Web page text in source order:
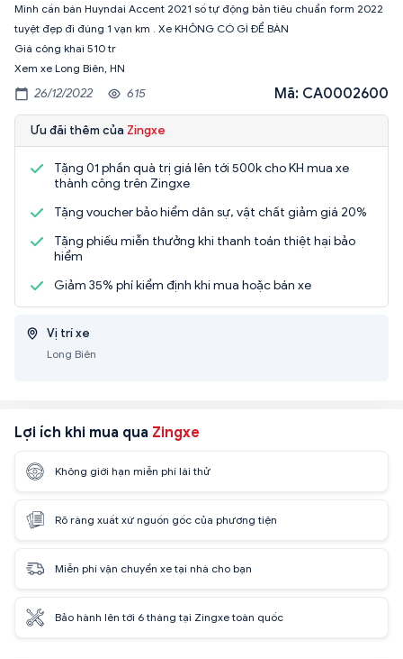
Mình cần bán Huyndai Accent 2021 số tự động bản tiêu chuẩn form 2022
tuyệt đẹp đi đúng 1 vạn km . Xe KHÔNG CÓ GÌ ĐỂ BÀN
Giá công khai 510 tr
Xem xe Long Biên, HN
26/12/2022 615 Mã: CA0002600
Ưu đãi thêm của Zingxe
Tặng 01 phần quà trị giá lên tới 500k cho KH mua xe
thành công trên Zingxe
Tặng voucher bảo hiểm dân sự, vật chất giảm giá 20%
Tặng phiếu miễn thưởng khi thanh toán thiệt hại bảo
hiểm
Giảm 35% phí kiểm định khi mua hoặc bán xe
Vị trí xe
Long Biên
Lợi ích khi mua qua Zingxe
Không giới hạn miễn phí lái thử
Rõ ràng xuất xứ nguồn gốc của phương tiện
Miễn phí vận chuyển xe tại nhà cho bạn
Bảo hành lên tới 6 tháng tại Zingxe toàn quốc